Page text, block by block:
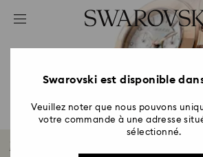
Accesskeys list
2 - Footer
4 - Search results
Montres de ton or rose
Swarovski est disponible
Veuillez noter que nous pouvons
votre commande à une adresse
sélectionné.